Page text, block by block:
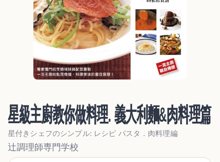
星級主廚教你做料理. 義大利麵&肉料理篇
星付きシェフのシンプル: レシピ パスタ．肉料理編
辻調理師専門学校